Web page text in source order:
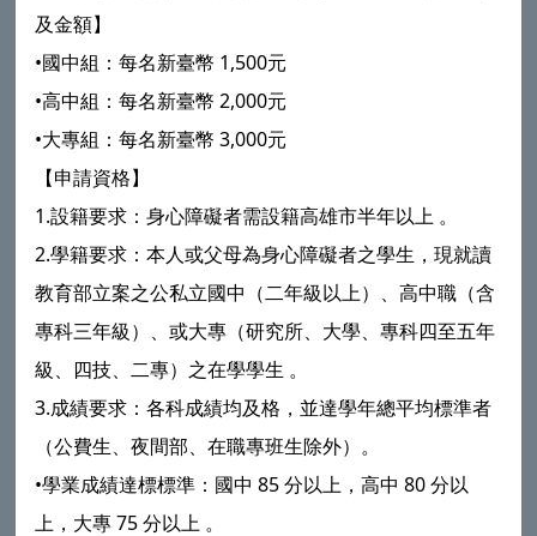
及金額】
•國中組：每名新臺幣 1,500元
•高中組：每名新臺幣 2,000元
•大專組：每名新臺幣 3,000元
【申請資格】
1.設籍要求：身心障礙者需設籍高雄市半年以上 。
2.學籍要求：本人或父母為身心障礙者之學生，現就讀
教育部立案之公私立國中（二年級以上）、高中職（含
專科三年級）、或大專（研究所、大學、專科四至五年
級、四技、二專）之在學學生 。
3.成績要求：各科成績均及格，並達學年總平均標準者
（公費生、夜間部、在職專班生除外）。
•學業成績達標標準：國中 85 分以上，高中 80 分以
上，大專 75 分以上 。